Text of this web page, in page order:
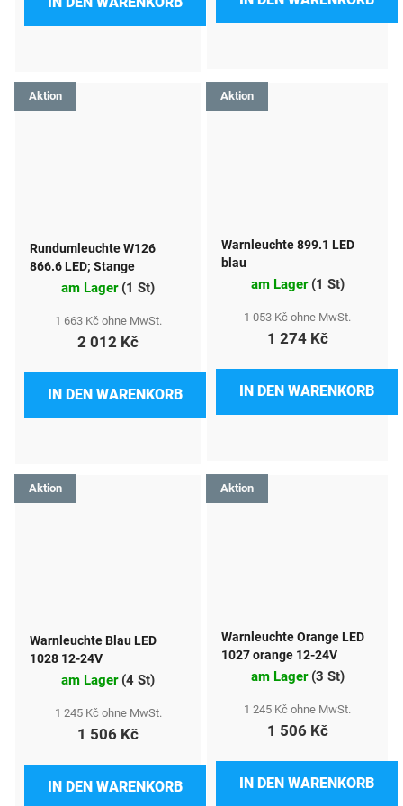
Aktion
Rundumleuchte W126
866.6 LED; Stange
am Lager (1 St)
1 663 Kč ohne MwSt.
2 012 Kč
IN DEN WARENKORB
Aktion
Warnleuchte 899.1 LED
blau
am Lager (1 St)
1 053 Kč ohne MwSt.
1 274 Kč
IN DEN WARENKORB
Aktion
Warnleuchte Blau LED
1028 12-24V
am Lager (4 St)
1 245 Kč ohne MwSt.
1 506 Kč
IN DEN WARENKORB
Aktion
Warnleuchte Orange LED
1027 orange 12-24V
am Lager (3 St)
1 245 Kč ohne MwSt.
1 506 Kč
IN DEN WARENKORB